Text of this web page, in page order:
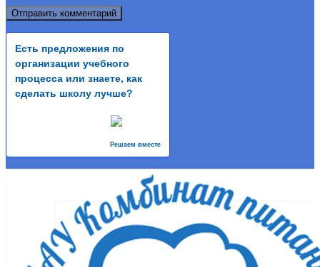
Есть предложения по
организации учебного
процесса или знаете, как
сделать школу лучше?
Решаем вместе